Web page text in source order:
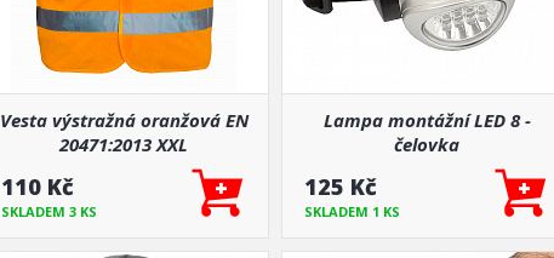
Vesta výstražná oranžová EN
20471:2013 XXL
110 Kč
SKLADEM 3 KS
Lampa montážní LED 8 -
čelovka
125 Kč
SKLADEM 1 KS